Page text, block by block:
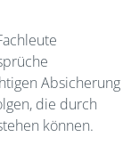
Absicherung
die durch
können.